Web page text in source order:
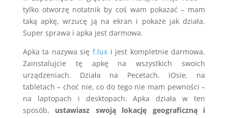
tylko otworzę notatnik by coś wam pokazać – mam
taką apkę, wrzucę ją na ekran i pokaże jak działa.
Super sprawa i apka jest darmowa.
Apka ta nazywa się f.lux i jest kompletnie darmowa.
Zainstalujcie tę apkę na wszystkich swoich
urządzeniach. Działa na Pecetach, iOsie, na
tabletach – choć nie, co do tego nie mam pewności –
na laptopach i desktopach. Apka działa w ten
sposób, ustawiasz swoją lokację geograficzną i